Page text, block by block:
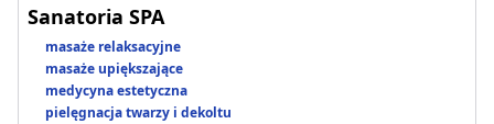
Sanatoria SPA
masaże relaksacyjne
masaże upiększające
medycyna estetyczna
pielęgnacja twarzy i dekoltu